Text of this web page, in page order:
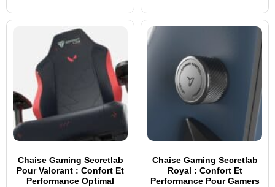
Chaise Gaming Secretlab
Pour Valorant : Confort Et
Performance Optimal
Chaise Gaming Secretlab
Royal : Confort Et
Performance Pour Gamers